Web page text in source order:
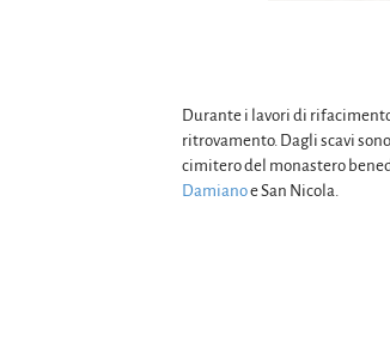
Durante i lavori di
ritrovamento. Dagli scavi
cimitero del monastero
Damianoe San Nicola.